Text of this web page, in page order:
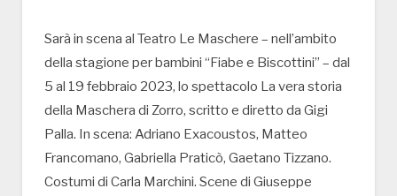
Sarà in scena al Teatro Le Maschere – nell’ambito
della stagione per bambini “Fiabe e Biscottini” – dal
5 al 19 febbraio 2023, lo spettacolo La vera storia
della Maschera di Zorro, scritto e diretto da Gigi
Palla. In scena: Adriano Exacoustos, Matteo
Francomano, Gabriella Praticò, Gaetano Tizzano.
Costumi di Carla Marchini. Scene di Giuseppe